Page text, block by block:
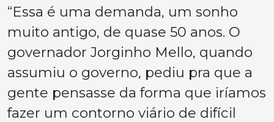
“Essa é uma demanda, um sonho
muito antigo, de quase 50 anos. O
governador Jorginho Mello, quando
assumiu o governo, pediu pra que a
gente pensasse da forma que iríamos
fazer um contorno viário de difícil